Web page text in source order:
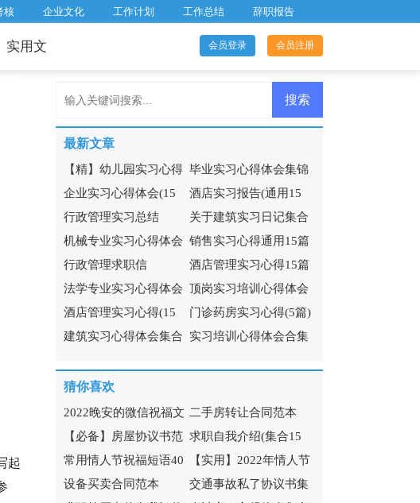
核 企业文化 工作计划 工作总结 辞职报告
实用文 会员登录 会员注册
起
最新文章
【精】幼儿园实习心得 毕业实习心得体会集锦
企业实习心得体会(15
篇)
酒店实习报告(通用15
篇)
行政管理实习总结
关于建筑实习日记集合
6篇
机械专业实习心得体会
(11篇)
销售实习心得通用15篇
行政管理求职信
酒店管理实习心得15篇
法学专业实习心得体会
9篇
顶岗实习培训心得体会
酒店管理实习心得(15
篇)
门诊药房实习心得(5篇)
建筑实习心得体会集合
实习培训心得体会合集
猜你喜欢
2022晚安的微信祝福文
案
二手房转让合同范本
【必备】房屋协议书范
文锦集九篇
求职自我介绍(集合15
篇)
常用情人节祝福短语40
条
【实用】2022年情人节
祝福短语汇编65句
设备买卖合同范本
交通事故私了协议书集